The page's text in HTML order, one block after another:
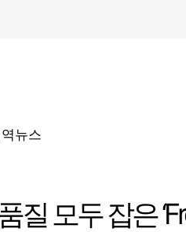
뉴스
질 모두 잡은